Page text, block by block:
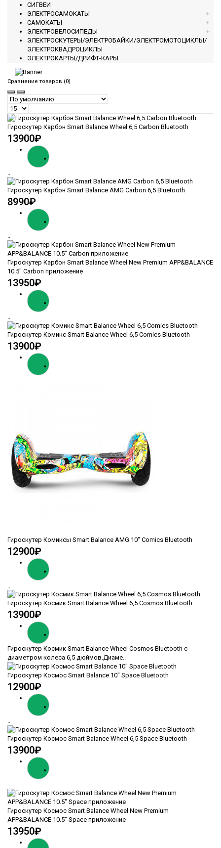
СИГВЕИ
ЭЛЕКТРОСАМОКАТЫ
+-
САМОКАТЫ
+-
ЭЛЕКТРОВЕЛОСИПЕДЫ
+-
ЭЛЕКТРОСКУТЕРЫ/ЭЛЕКТРОБАЙКИ/ЭЛЕКТРОМОТОЦИКЛЫ/
ЭЛЕКТРОКВАДРОЦИКЛЫ
ЭЛЕКТРОКАРТЫ/ДРИФТ-КАРЫ
Сравнение товаров (0)
Гироскутер Карбон Smart Balance Wheel 6,5 Carbon Bluetooth
13900₽
..
Гироскутер Карбон Smart Balance AMG Carbon 6,5 Bluetooth
8990₽
..
Гироскутер Карбон Smart Balance Wheel New Premium APP&BALANCE
10.5" Carbon приложение
13950₽
..
Гироскутер Комикс Smart Balance Wheel 6,5 Comics Bluetooth
13900₽
..
Гироскутер Комиксы Smart Balance AMG 10" Comics Bluetooth
12900₽
..
Гироскутер Космик Smart Balance Wheel 6,5 Cosmos Bluetooth
13900₽
Гироскутер Космик Smart Balance Wheel Cosmos Bluetooth с
диаметром колеса 6,5 дюймов.Диаме..
Гироскутер Космос Smart Balance 10" Space Bluetooth
12900₽
..
Гироскутер Космос Smart Balance Wheel 6,5 Space Bluetooth
13900₽
..
Гироскутер Космос Smart Balance Wheel New Premium
APP&BALANCE 10.5" Space приложение
13950₽